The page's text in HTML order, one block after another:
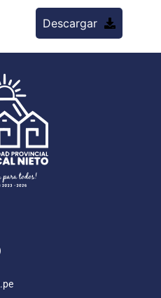
Descargar